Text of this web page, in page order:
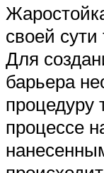
своей
Для
барьера
процедуру
процессе